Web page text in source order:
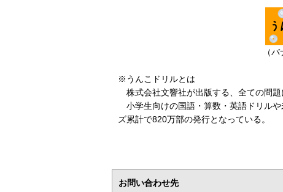
（
※うんこドリルとは
株式会社文響社が出版する、全ての問題
小学生向けの国語・算数・英語ドリル
ズ累計で820万部の発行となっている。
お問い合わせ先